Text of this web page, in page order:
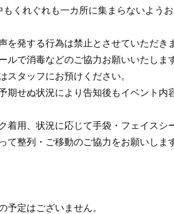
くれぐれも一カ所に集まらないよう
発する行為は禁止とさせていただき
で消毒などのご協力お願いいたします
タッフにお預けください。
せぬ状況により告知後もイベント内
用、状況に応じて手袋・フェイスシ
整列・ご移動のご協力をお願いします
定はございません。